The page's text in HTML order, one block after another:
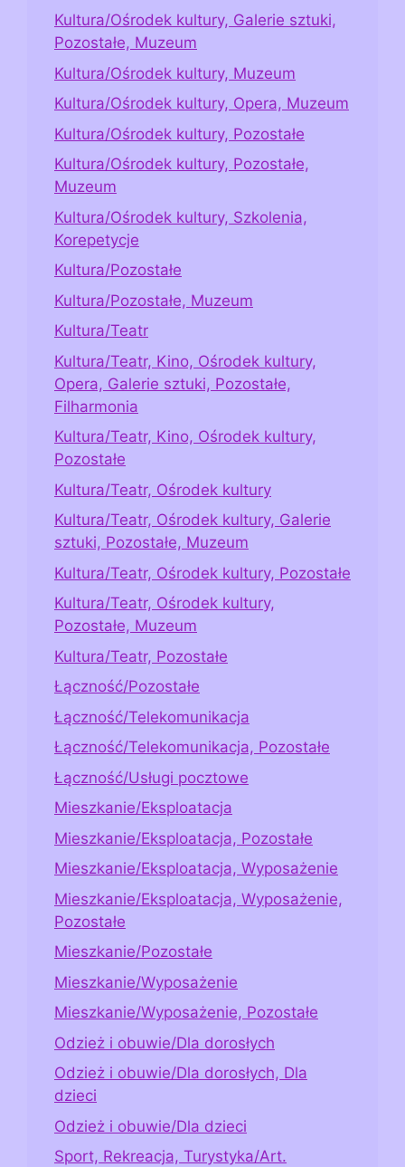
Kultura/Ośrodek kultury, Galerie sztuki,
Pozostałe, Muzeum
Kultura/Ośrodek kultury, Muzeum
Kultura/Ośrodek kultury, Opera, Muzeum
Kultura/Ośrodek kultury, Pozostałe
Kultura/Ośrodek kultury, Pozostałe,
Muzeum
Kultura/Ośrodek kultury, Szkolenia,
Korepetycje
Kultura/Pozostałe
Kultura/Pozostałe, Muzeum
Kultura/Teatr
Kultura/Teatr, Kino, Ośrodek kultury,
Opera, Galerie sztuki, Pozostałe,
Filharmonia
Kultura/Teatr, Kino, Ośrodek kultury,
Pozostałe
Kultura/Teatr, Ośrodek kultury
Kultura/Teatr, Ośrodek kultury, Galerie
sztuki, Pozostałe, Muzeum
Kultura/Teatr, Ośrodek kultury, Pozostałe
Kultura/Teatr, Ośrodek kultury,
Pozostałe, Muzeum
Kultura/Teatr, Pozostałe
Łączność/Pozostałe
Łączność/Telekomunikacja
Łączność/Telekomunikacja, Pozostałe
Łączność/Usługi pocztowe
Mieszkanie/Eksploatacja
Mieszkanie/Eksploatacja, Pozostałe
Mieszkanie/Eksploatacja, Wyposażenie
Mieszkanie/Eksploatacja, Wyposażenie,
Pozostałe
Mieszkanie/Pozostałe
Mieszkanie/Wyposażenie
Mieszkanie/Wyposażenie, Pozostałe
Odzież i obuwie/Dla dorosłych
Odzież i obuwie/Dla dorosłych, Dla
dzieci
Odzież i obuwie/Dla dzieci
Sport, Rekreacja, Turystyka/Art.